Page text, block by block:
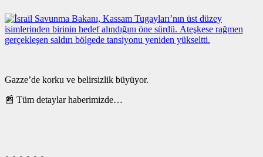
Gazze’de korku ve belirsizlik büyüyor.
📰 Tüm detaylar haberimizde…